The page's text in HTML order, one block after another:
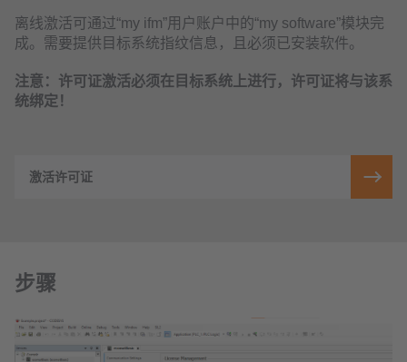
离线激活可通过“my ifm”用户账户中的“my software”模块完
成。需要提供目标系统指纹信息，且必须已安装软件。
注意：许可证激活必须在目标系统上进行，许可证将与该系
统绑定！
激活许可证
步骤